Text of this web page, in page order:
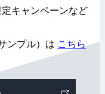
キャンペーンなど
ンプル）は こちら